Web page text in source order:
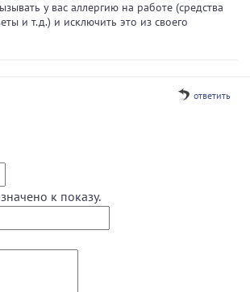
у вас аллергию на работе (средства
и т.д.) и исключить это из своего
ответить
к показу.